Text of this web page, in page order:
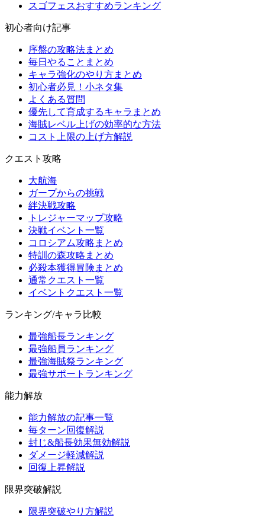
スゴフェスおすすめランキング
初心者向け記事
序盤の攻略法まとめ
毎日やることまとめ
キャラ強化のやり方まとめ
初心者必見！小ネタ集
よくある質問
優先して育成するキャラまとめ
海賊レベル上げの効率的な方法
コスト上限の上げ方解説
クエスト攻略
大航海
ガープからの挑戦
絆決戦攻略
トレジャーマップ攻略
決戦イベント一覧
コロシアム攻略まとめ
特訓の森攻略まとめ
必殺本獲得冒険まとめ
通常クエスト一覧
イベントクエスト一覧
ランキング/キャラ比較
最強船長ランキング
最強船員ランキング
最強海賊祭ランキング
最強サポートランキング
能力解放
能力解放の記事一覧
毎ターン回復解説
封じ&船長効果無効解説
ダメージ軽減解説
回復上昇解説
限界突破解説
限界突破やり方解説